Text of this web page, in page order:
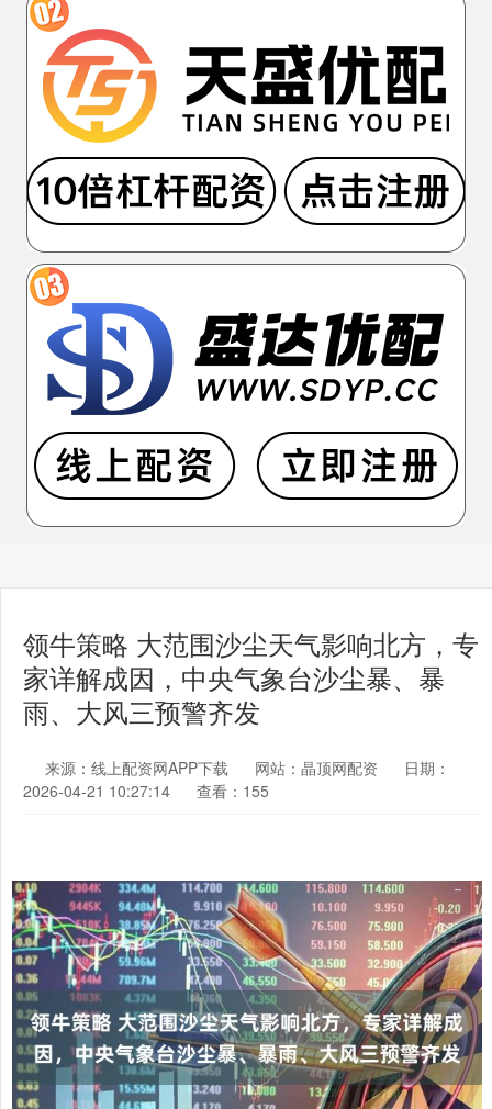
领牛策略 大范围沙尘天气影响北方，专
家详解成因，中央气象台沙尘暴、暴
雨、大风三预警齐发
来源：线上配资网APP下载 网站：晶顶网配资
日期：
2026-04-21 10:27:14
查看：155